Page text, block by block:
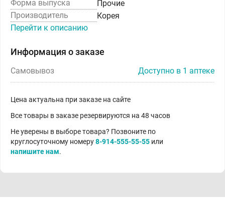
Форма выпуска
Прочие
Производитель
Корея
Перейти к описанию
Информация о заказе
Самовывоз Доступно в 1 аптеке
Цена актуальна при заказе на сайте
Все товары в заказе резервируются на 48 часов
Не уверены в выборе товара? Позвоните по
круглосуточному номеру8-914-555-55-55 или
напишите нам.